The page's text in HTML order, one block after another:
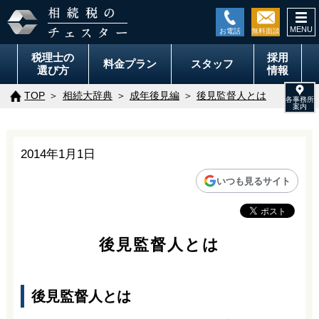
税理士の
選び方
料金プラン スタッフ
採用
情報
TOP 相続大辞典 成年後見編 後見監督人とは
2014年1月1日
いつも見るサイト
後見監督人とは
後見監督人とは